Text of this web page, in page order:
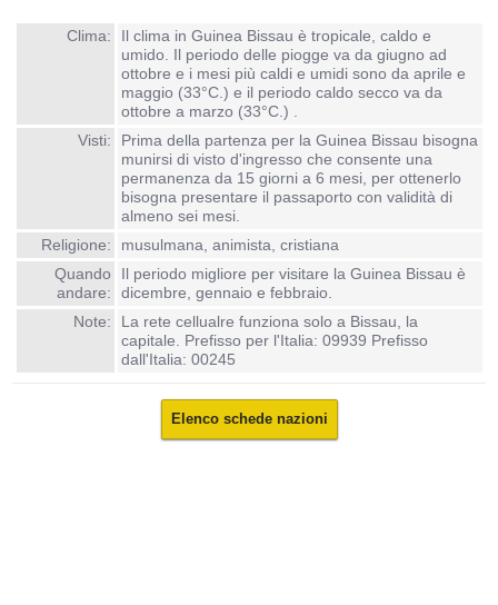
Clima:
Il clima in Guinea Bissau è tropicale, caldo e
umido. Il periodo delle piogge va da giugno ad
ottobre e i mesi più caldi e umidi sono da aprile e
maggio (33°C.) e il periodo caldo secco va da
ottobre a marzo (33°C.) .
Visti:
Prima della partenza per la Guinea Bissau bisogna
munirsi di visto d'ingresso che consente una
permanenza da 15 giorni a 6 mesi, per ottenerlo
bisogna presentare il passaporto con validità di
almeno sei mesi.
Religione:
musulmana, animista, cristiana
Quando
andare:
Il periodo migliore per visitare la Guinea Bissau è
dicembre, gennaio e febbraio.
Note:
La rete cellualre funziona solo a Bissau, la
capitale. Prefisso per l'Italia: 09939 Prefisso
dall'Italia: 00245
Elenco schede nazioni